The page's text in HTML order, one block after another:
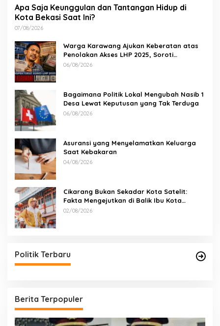
Apa Saja Keunggulan dan Tantangan Hidup di
Kota Bekasi Saat Ini?
07/08/2026
Warga Karawang Ajukan Keberatan atas
Penolakan Akses LHP 2025, Soroti
Keterbukaan Informasi Publik
06/08/2026
Bagaimana Politik Lokal Mengubah Nasib 1
Desa Lewat Keputusan yang Tak Terduga
06/08/2026
Asuransi yang Menyelamatkan Keluarga
Saat Kebakaran
04/08/2026
Cikarang Bukan Sekadar Kota Satelit:
Fakta Mengejutkan di Balik Ibu Kota
Industri Jawa…
02/08/2026
Politik Terbaru
Berita Terpopuler